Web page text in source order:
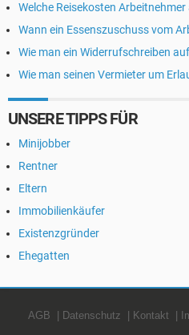
Welche Reisekosten
Wann ein Essenszuschuss vom
Wie man ein Widerrufschreiben
Wie man seinen Vermieter um
UNSERE TIPPS FÜR
Minijobber
Rentner
Eltern
Immobilienkäufer
Existenzgründer
Ehegatten
AGB Datenschutz Kontakt